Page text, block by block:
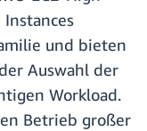
und bieten
Auswahl der
Workload.
Betrieb großer